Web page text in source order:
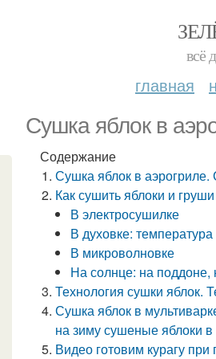
всё
главная
Сушка яблок в
Содержание
Сушка яблок в
Как сушить яблоки и
В электросушилке
В духовке:
В микроволновке
На солнце: на поддоне,
Технология сушки яблок.
Сушка яблок в
на зиму сушеные яблоки в
Видео готовим курагу